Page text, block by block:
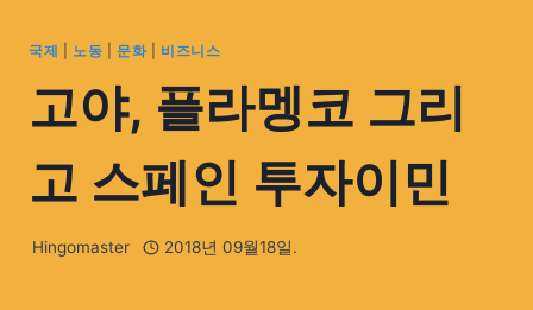
국제 노동 문화| 비즈니스
고야, 플라멩코 그리
고 스페인 투자이민
Hingomaster 2018년 09월18일.